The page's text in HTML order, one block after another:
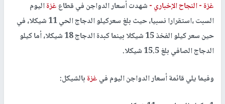
غزة -النجاح الإخباري -شهدت أسعار الدواجن في قطاعغزةاليوم
السبت ،استقرارا نسبيا، حيث بلغ سعركيلو الدجاج الحي 11 شيكلا، في
حين سعر كيلو الفخذ 15 شيكلا بينما كبدة الدجاج 18 شيكلا، أما كيلو
الدجاج الصافي بلغ 15.5 شيكلا.
وفيما يلي قائمة أسعار الدواجن اليوم فيغزةبالشيكل: